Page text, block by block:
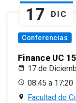
17 DIC
Conferencias
Finance UC
17 de
08:45 a 17:20
Facultad de